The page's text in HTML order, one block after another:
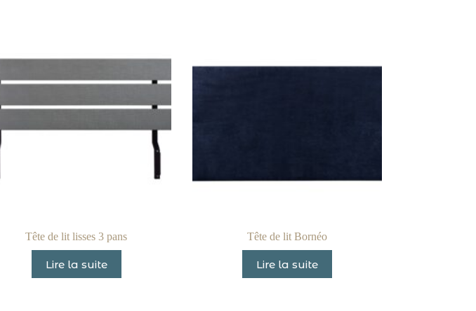
Tête de lit lisses 3 pans
Lire la suite
Tête de lit Bornéo
Lire la suite